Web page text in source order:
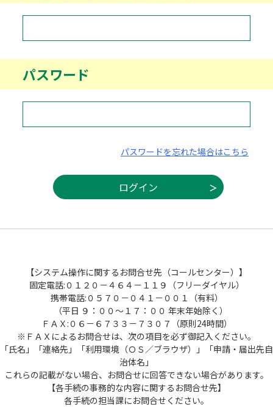
パスワード
パスワードを忘れた場合はこちら
【システム操作に関するお問合せ先（コールセンター）】
固定電話:０１２０－４６４－１１９（フリーダイヤル）
携帯電話:０５７０－０４１－００１（有料）
（平日 ９：００～１７：００ 年末年始除く）
ＦＡＸ:０６－６７３３－７３０７（原則24時間）
※ＦＡＸによるお問合せは、次の項目を必ず御記入ください。
「氏名」「連絡先」「利用環境（ＯＳ／ブラウザ）」「申請・届出先自
治体名」
これらの記載がない場合、お問合せに回答できない場合があります。
【各手続の事務的な内容に関するお問合せ先】
各手続の担当課にお問合せください。